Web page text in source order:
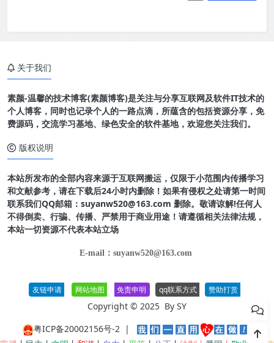
关于我们
素颜-温馨的技术博客(素颜博客)是关注与分享互联网及软件IT技术的
个人博客，同时也记录个人的一路点滴，所蕴含的包括资源分享，免
费源码，交流学习基地、绿色安全的软件基地，欢迎您关注我们。
版权说明
本站所发布的全部内容来源于互联网搬运，仅限于小范围内传播学习
和文献参考，请在下载后24小时内删除！如果有侵权之处请第一时间
联系我们QQ邮箱：suyanw520@163.com 删除。敬请谅解!任何人
不得倒卖、行骗、传播、严禁用于商业用途！请遵循相关法律法规，
本站一切资源不代表本站立场
E-mail：suyanw520@163.com
友链申请 网站地图 免责申明 qq联系方式 赞助打赏
Copyright © 2025 By SY
粤ICP备20002156号-2|